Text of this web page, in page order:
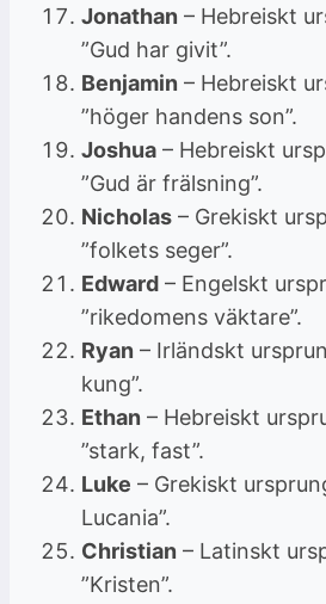
Jonathan – Hebreiskt
”Gud har givit”.
Benjamin – Hebreiskt
”höger handens son”.
Joshua – Hebreiskt
”Gud är frälsning”.
Nicholas – Grekiskt
”folkets seger”.
Edward – Engelskt
”rikedomens väktare”.
Ryan – Irländskt
kung”.
Ethan – Hebreiskt
”stark, fast”.
Luke – Grekiskt
Lucania”.
Christian – Latinskt
”Kristen”.